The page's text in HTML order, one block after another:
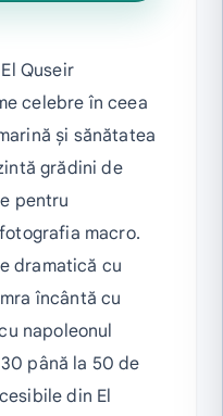
Quseir
celebre în ceea
și sănătatea
grădini de
pentru
macro.
dramatică cu
încântă cu
napoleonul
până la 50 de
din El